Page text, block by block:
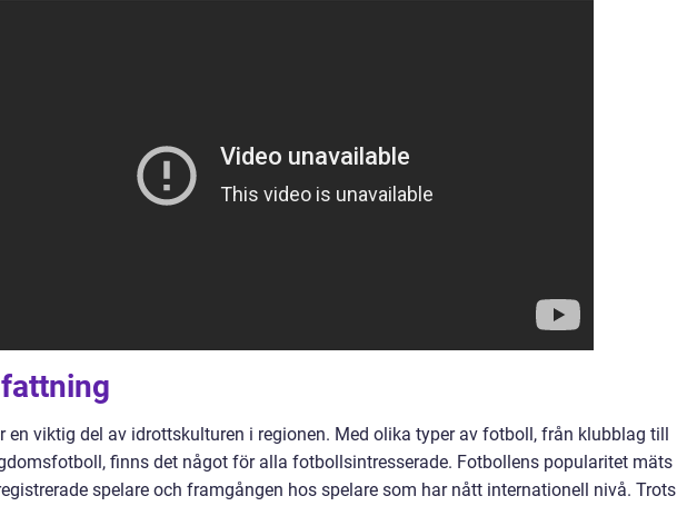
en viktig del av idrottskulturen i regionen. Med olika typer av fotboll, från klubblag till
finns det något för alla fotbollsintresserade. Fotbollens popularitet mäts
spelare och framgången hos spelare som har nått internationell nivå. Trots